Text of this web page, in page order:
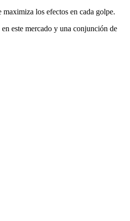
los efectos en cada golpe.
este mercado y una conjunción de